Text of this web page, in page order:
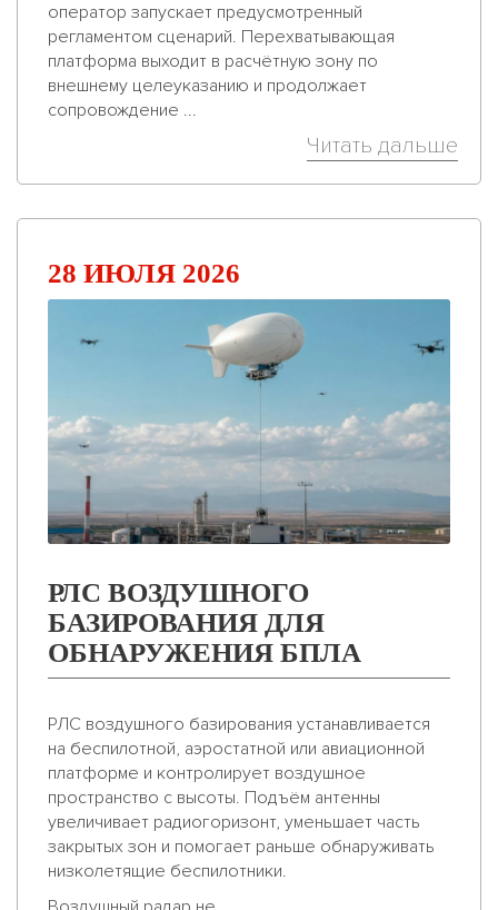
оператор запускает предусмотренный
регламентом сценарий. Перехватывающая
платформа выходит в расчётную зону по
внешнему целеуказанию и продолжает
сопровождение ...
Читать дальше
28 ИЮЛЯ 2026
РЛС ВОЗДУШНОГО
БАЗИРОВАНИЯ ДЛЯ
ОБНАРУЖЕНИЯ БПЛА
РЛС воздушного базирования устанавливается
на беспилотной, аэростатной или авиационной
платформе и контролирует воздушное
пространство с высоты. Подъём антенны
увеличивает радиогоризонт, уменьшает часть
закрытых зон и помогает раньше обнаруживать
низколетящие беспилотники.